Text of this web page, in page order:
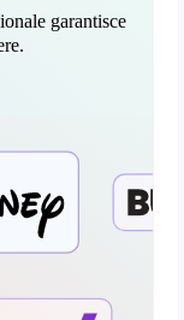
garantisce